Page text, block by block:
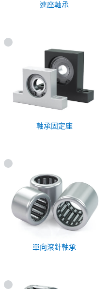
連座軸承
軸承固定座
單向滾針軸承